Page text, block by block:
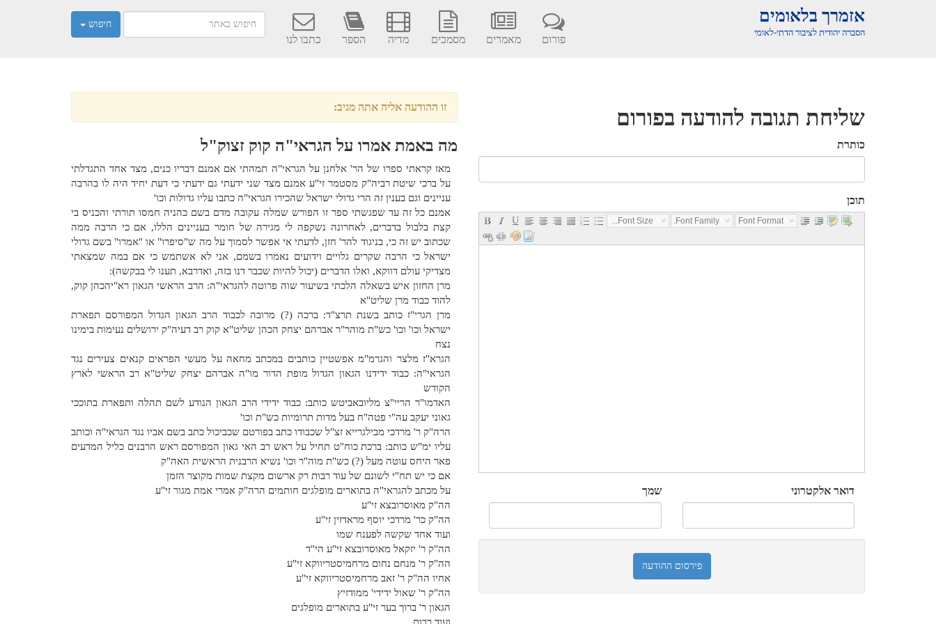
אזמרך בלאומים
הסברה יהודית לציבור הדתי-לאומי
פורום מאמרים מסמכים מדיה הספר כתבו לנו
חיפוש
שליחת תגובה להודעה בפורום
כותרת
תוכן
Font Size... Font Family... Font Format...
דואר אלקטרוני שמך
זו ההודעה אליה אתה מגיב:
מה באמת אמרו על הגראי"ה קוק זצוק"ל
מאז קראתי ספרו של הר' אלחנן על הגראי"ה תמהתי אם אמנם דבריו כנים, מצד אחד התגדלתי
על ברכי שיטת רביה"ק מסטמר זי"ע אמנם מצד שני ידעתי גם ידעתי כי דעת יחיד היה לו בהרבה
עניינים וגם בענין זה הרי גדולי ישראל שהכירו הגראי"ה כתבו עליו גדולות וכו'
אמנם כל זה עד שפגשתי ספר זו הפורש שמלה עקובה מדם בשם כהניה חמסו תורתי והכניס בי
קצת בלבול בדברים, לאחרונה נשקפה לי מגירה של חומר בעניינים הללו, אם כי הרבה ממה
שכתוב יש זה כי, בניגוד להר' חזן, לדעתי אי אפשר לסמוך על מה ש"סיפרו" או "אמרו" בשם גדולי
ישראל כי הרבה שקרים גלויים וידועים נאמרו בשמם, אני לא אשתמש כי אם במה שמצאתי
מצדיקי עולם דווקא, ואלו הדברים (יכול להיות שכבר דנו בזה, ואדרבא, תענו לי בבקשה):
מרן החזון איש בשאלה הלכתי בשיעור שוה פרוטה להגראי"ה: הרב הראשי הגאון רא"יהכהן קוק,
להוד כבוד מרן שליט"א
מרן הגרי"ז כותב בשנת תרצ"ד: ברכה (?) מרובה לכבוד הרב הגאון הגדול המפורסם תפארת
ישראל וכו' וכו' כש"ת מוהר"ר אברהם יצחק הכהן שליט"א קוק רב דעיה"ק ירושלים נעימות בימינו
נצח
הגרא"ז מלצר והגרמ"מ אפשטיין כותבים במכתב מחאה על מעשי הפראים קנאים צעירים נגד
הגראי"ה: כבוד ידידנו הגאון הגדול מופת הדור מו"ה אברהם יצחק שליט"א רב הראשי לארץ
הקודש
האדמו"ר הריי"צ מליובאביטש כותב: כבוד ידידי הרב הגאון הנודע לשם תהלה ותפארת בתוככי
גאוני יעקב עה"י פטה"ח בעל מדות תרומיות כש"ת וכו'
הרה"ק ר' מרדכי מבילגרייא זצ"ל שכבודו כתב בפורטם שכביכול כתב בשם אביו נגד הגראי"ה וכותב
עליו ימ"ש כותב: ברכת כוח"ט תחיל על ראש רב האי גאון המפורסם ראש הרבנים כליל המדעים
פאר היחס עוטה מעל (?) כש"ת מוה"ר וכו' נשיא הרבנית הראשית האה"ק
אם כי יש תח"י לשונם של עוד רבות רק ארשום מקצת שמות מקוצר הזמן
על מכתב להגראי"ה בתוארים מופלגים חותמים הרה"ק אמרי אמת מגור זי"ע
הה"ק מאוסרובצא זי"ע
הה"ק כר' מרדכי יוסף מראדזין זי"ע
ועוד אחד שקשה לפענח שמו
הה"ק ר' יזקאל מאוסרובצא זי"ע הי"ד
הה"ק ר' מנחם נחום מרחמיסטריווקא זי"ע
אחיו הה"ק ר' זאב מרחמיסטריווקא זי"ע
הה"ק ר' שאול ידידי' ממודזיץ
הגאון ר' ברוך בער זי"ע בתוארים מופלגים